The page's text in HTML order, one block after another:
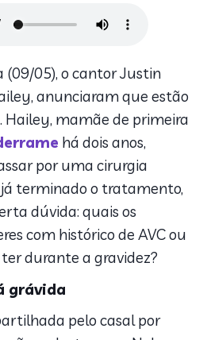
(09/05), o cantor Justin
anunciaram que estão
Hailey, mamãe de primeira
há dois anos,
por uma cirurgia
terminado o tratamento,
dúvida: quais os
com histórico de AVC ou
durante a gravidez?
grávida
pelo casal por